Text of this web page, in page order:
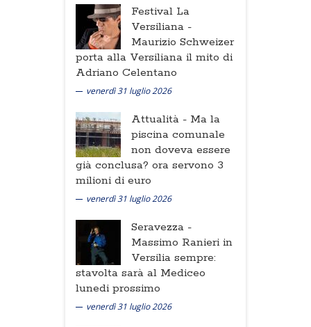
Festival La
Versiliana -
Maurizio Schweizer
porta alla Versiliana il mito di
Adriano Celentano
venerdì 31 luglio 2026
Attualità - Ma la
piscina comunale
non doveva essere
già conclusa? ora servono 3
milioni di euro
venerdì 31 luglio 2026
Seravezza -
Massimo Ranieri in
Versilia sempre:
stavolta sarà al Mediceo
lunedi prossimo
venerdì 31 luglio 2026